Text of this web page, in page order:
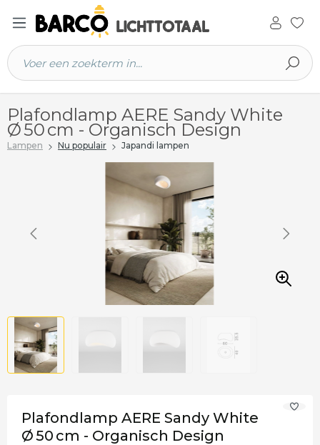
hoofdinhoud
Plafondlamp AERE Sandy White
Ø 50 cm - Organisch Design
Lampen Nu populair Japandi lampen
Plafondlamp AERE Sandy White
Ø 50 cm - Organisch Design